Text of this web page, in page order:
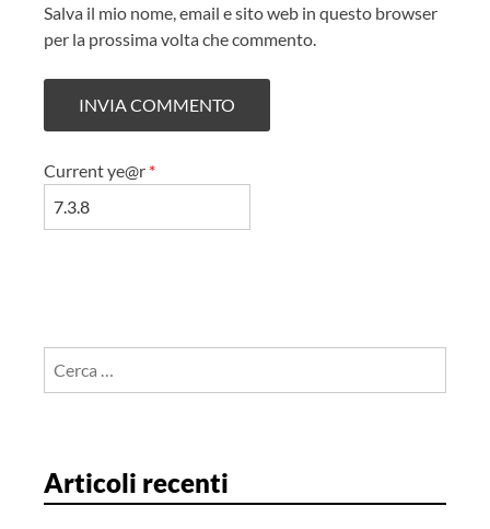
Salva il mio nome, email e sito web in questo browser
per la prossima volta che commento.
Current ye@r *
Articoli recenti